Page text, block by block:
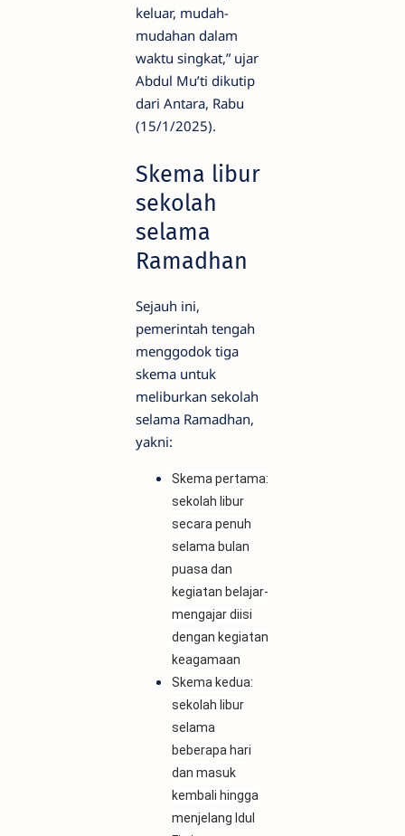
keluar, mudah-
mudahan dalam
waktu singkat,” ujar
Abdul Mu’ti dikutip
dari Antara, Rabu
(15/1/2025).
Skema libur
sekolah
selama
Ramadhan
Sejauh ini,
pemerintah tengah
menggodok tiga
skema untuk
meliburkan sekolah
selama Ramadhan,
yakni:
Skema pertama:
sekolah libur
secara penuh
selama bulan
puasa dan
kegiatan belajar-
mengajar diisi
dengan kegiatan
keagamaan
Skema kedua:
sekolah libur
selama
beberapa hari
dan masuk
kembali hingga
menjelang Idul